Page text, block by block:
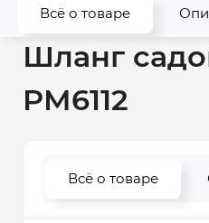
Всё о товаре
Главная Полив Шланги
Шланг
PM6112
Всё о товаре